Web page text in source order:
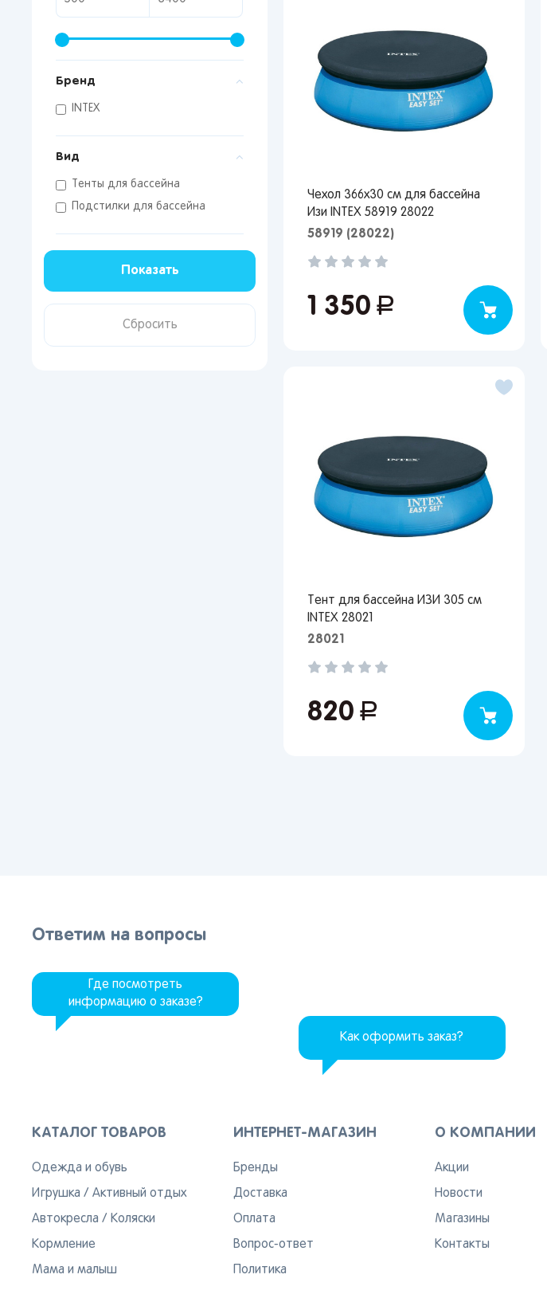
Бренд
INTEX
Вид
Тенты для бассейна
Подстилки для бассейна
Чехол 366х30 см для бассейна
Изи INTEX 58919 28022
58919 (28022)
1 350руб.
Тент для бассейна ИЗИ 305 см
INTEX 28021
28021
820руб.
Ответим на вопросы
Где посмотреть
информацию о заказе?
Как оформить заказ?
КАТАЛОГ ТОВАРОВ
Одежда и обувь
Игрушка / Активный отдых
Автокресла / Коляски
Кормление
Мама и малыш
ИНТЕРНЕТ-МАГАЗИН
Бренды
Доставка
Оплата
Вопрос-ответ
Политика
О КОМПАНИИ
Акции
Новости
Магазины
Контакты
Запомнить меня
получать
От выбранного региона зависят
стоимость и наличие товаров
Санкт-Петербург
Краснодар
Волгоград
Ростов-на-
Пенза
Оренбург
Иркутск
Красноярск
Кемерово